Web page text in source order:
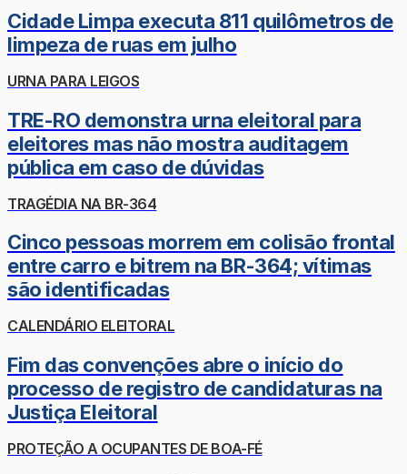
Cidade Limpa executa 811 quilômetros de
limpeza de ruas em julho
URNA PARA LEIGOS
TRE-RO demonstra urna eleitoral para
eleitores mas não mostra auditagem
pública em caso de dúvidas
TRAGÉDIA NA BR-364
Cinco pessoas morrem em colisão frontal
entre carro e bitrem na BR-364; vítimas
são identificadas
CALENDÁRIO ELEITORAL
Fim das convenções abre o início do
processo de registro de candidaturas na
Justiça Eleitoral
PROTEÇÃO A OCUPANTES DE BOA-FÉ